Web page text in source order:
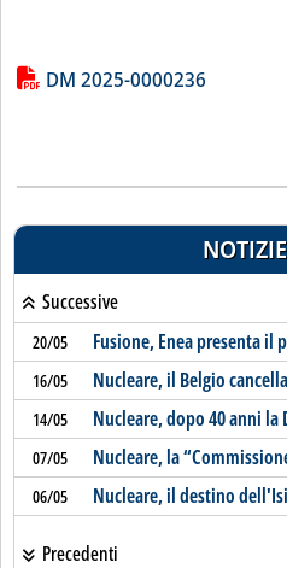
Lista allegati PDF alla
DM 2025-0000236
Successive
20/05 Fusione, Enea presenta il
16/05 Nucleare, il Belgio
14/05 Nucleare, dopo 40 anni
07/05 Nucleare, la
06/05 Nucleare, il destino
Precedenti